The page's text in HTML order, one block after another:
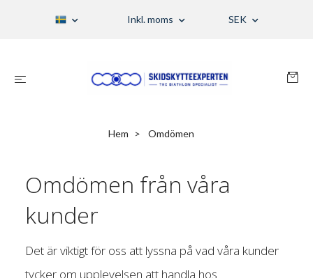
Inkl. moms SEK
Hem Omdömen
Omdömen från våra
kunder
Det är viktigt för oss att lyssna på vad våra kunder
tycker om upplevelsen att handla hos